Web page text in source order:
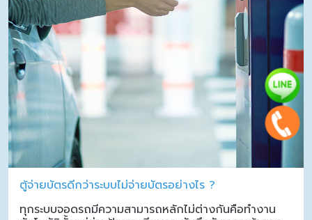
ตู้จ่ายบัตรดีกว่าระบบไม่จ่ายบัตรอย่างไร ?
ทุกระบบจอดรถมีความสามารถหลักไม่ต่างกันคือทำงาน